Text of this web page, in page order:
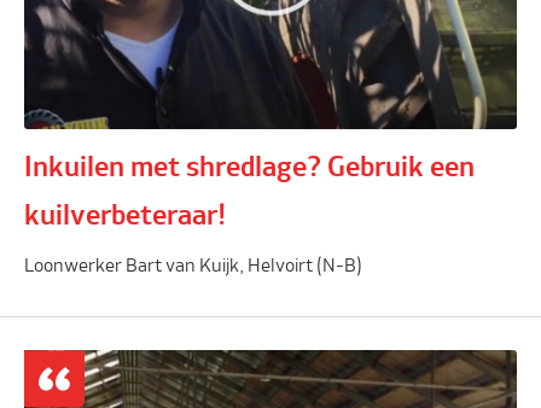
Inkuilen met shredlage? Gebruik een
kuilverbeteraar!
Loonwerker Bart van Kuijk, Helvoirt (N-B)